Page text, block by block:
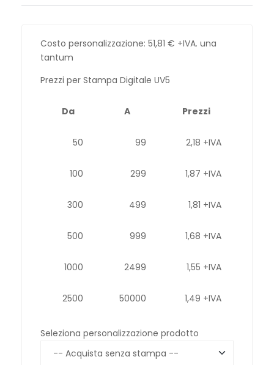
Costo personalizzazione: 51,81 € +IVA. una
tantum
Prezzi per Stampa Digitale UV5
Da A Prezzi
50 99 2,18 +IVA
100 299 1,87 +IVA
300 499 1,81 +IVA
500 999 1,68 +IVA
1000 2499 1,55 +IVA
2500 50000 1,49 +IVA
Seleziona personalizzazione prodotto